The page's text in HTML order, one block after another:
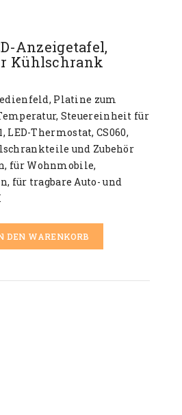
Anzeigetafel,
Kühlschrank
Platine zum
Steuereinheit für
, LED-Thermostat,CS060,
und Zubehör
für Wohnmobile,
für tragbare Auto- und
DEN WARENKORB